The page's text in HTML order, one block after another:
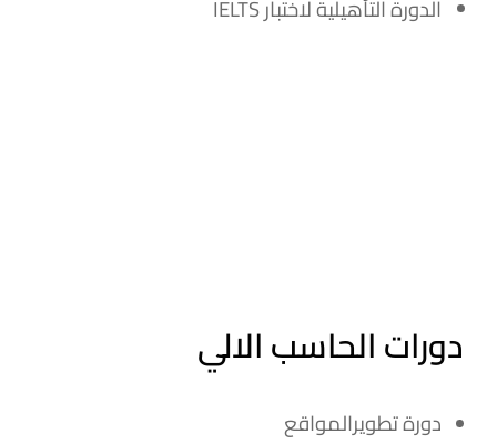
الدورة التأهيلية لاختبار IELTS
دورات الحاسب الالي
دورة تطويرالمواقع